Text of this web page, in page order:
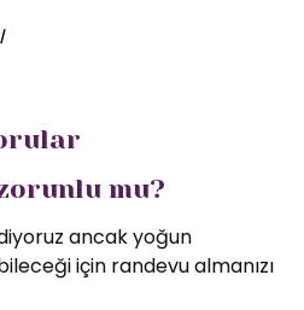
mu?
ancak yoğun
için randevu almanızı